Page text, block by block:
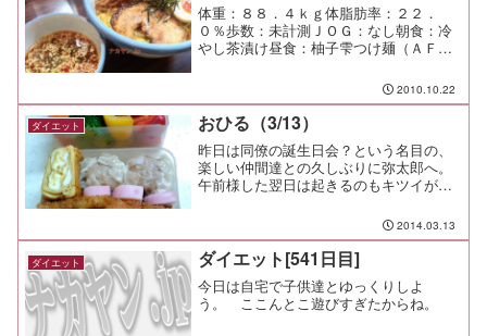
体重：８８．４ｋｇ体脂肪率：２２．
０％歩数：未計測ＪＯＧ：なし朝食：冷
やし茶漬け昼食：柚子雫つけ麺（ＡＦＵ
ラーメンは麺がマジで旨い。 少し平べ
ったい手打ちかな。 旨い。夕食：串蔵
＠市が尾間食：メモ：昨日も...
2010.10.22
ダイエット おひる（3/13）
昨日は同僚の誕生日会？という名目の、
楽しい仲間達との久しぶりに弥太郎へ。
午前様した翌日は起きるのもキツイが、
ねばならぬ。気力で起きて弁当作り開
始。今日はシウマイ弁当だけど、付け合
わせの白身魚のフライもちゃ...
2014.03.13
ダイエット ダイエット[541日目]
今日は自宅で子供達とゆっくりしよ
う。 ここんとこ遊びすぎたからね。